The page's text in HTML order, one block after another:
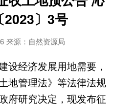
2023〕3号
来源：自然资源局
经济发展用地需要，
地管理法》等法律法规
府研究决定，现发布征